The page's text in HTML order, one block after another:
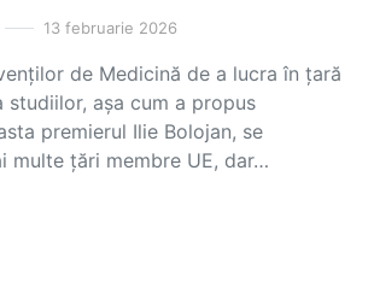
13 februarie 2026
de Medicină de a lucra în țară
studiilor, așa cum a propus
premierul Ilie Bolojan, se
multe țări membre UE, dar…